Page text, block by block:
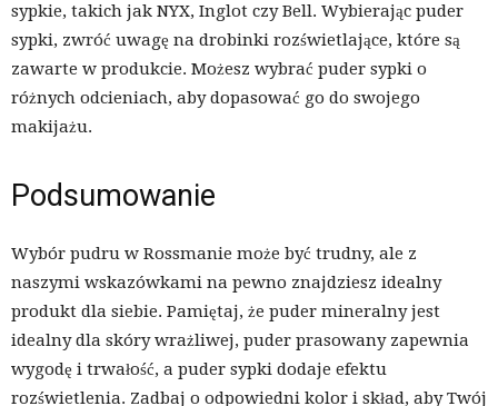
sypkie, takich jak NYX, Inglot czy Bell. Wybierając puder
sypki, zwróć uwagę na drobinki rozświetlające, które są
zawarte w produkcie. Możesz wybrać puder sypki o
różnych odcieniach, aby dopasować go do swojego
makijażu.
Podsumowanie
Wybór pudru w Rossmanie może być trudny, ale z
naszymi wskazówkami na pewno znajdziesz idealny
produkt dla siebie. Pamiętaj, że puder mineralny jest
idealny dla skóry wrażliwej, puder prasowany zapewnia
wygodę i trwałość, a puder sypki dodaje efektu
rozświetlenia. Zadbaj o odpowiedni kolor i skład, aby Twój